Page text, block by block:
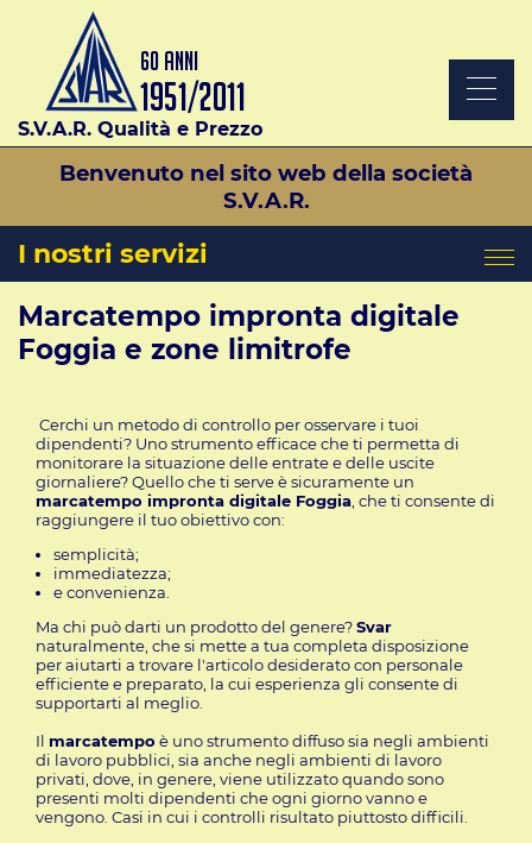
S.V.A.R. Qualità e Prezzo
Benvenuto nel sito web della società
S.V.A.R.
I nostri servizi
Marcatempo impronta digitale
Foggia e zone limitrofe
Cerchi un metodo di controllo per osservare i tuoi
dipendenti? Uno strumento efficace che ti permetta di
monitorare la situazione delle entrate e delle uscite
giornaliere? Quello che ti serve è sicuramente un
marcatempo impronta digitale Foggia , che ti consente di
raggiungere il tuo obiettivo con:
semplicità;
immediatezza;
e convenienza.
Ma chi può darti un prodotto del genere?Svar
naturalmente, che si mette a tua completa disposizione
per aiutarti a trovare l'articolo desiderato con personale
efficiente e preparato, la cui esperienza gli consente di
supportarti al meglio.
Il marcatempo è uno strumento diffuso sia negli ambienti
di lavoro pubblici, sia anche negli ambienti di lavoro
privati, dove, in genere, viene utilizzato quando sono
presenti molti dipendenti che ogni giorno vanno e
vengono. Casi in cui i controlli risultato piuttosto difficili.